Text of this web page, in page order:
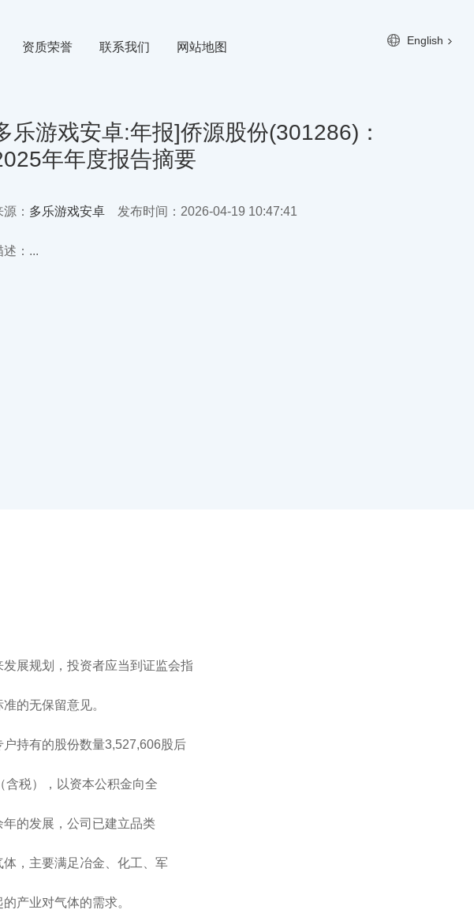
English
资质荣誉 联系我们 网站地图
乐游戏安卓:年报]侨源股份(301286)：
年年度报告摘要
： 多乐游戏安卓 发布时间：2026-04-19 10:47:41
述：...
展规划，投资者应当到证监会指
的无保留意见。
持有的股份数量3,527,606股后
税），以资本公积金向全
的发展，公司已建立品类
，主要满足冶金、化工、军
产业对气体的需求。